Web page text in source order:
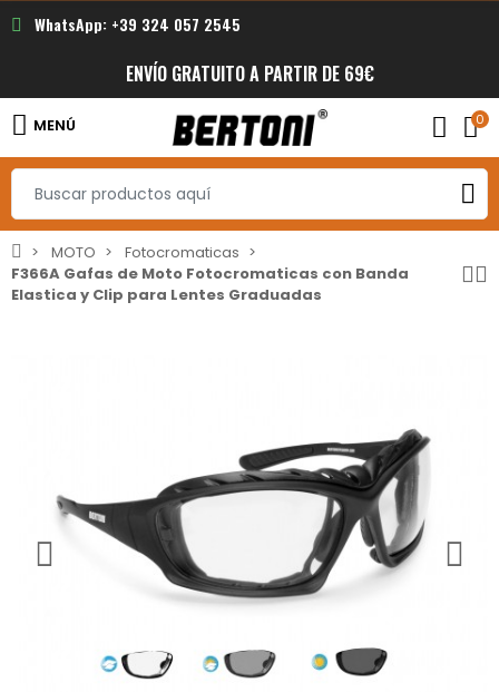
WhatsApp: +39 324 057 2545
ENVÍO GRATUITO A PARTIR DE 69€
MENÚ 0
MOTO
Fotocromaticas
F366A Gafas de Moto Fotocromaticas con Banda
Elastica y Clip para Lentes Graduadas